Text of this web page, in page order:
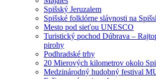
Spišský Jeruzalem
Spišské folklórne slávnosti na
Mesto pod sieťou UNESCO
Turistický pochod Dúbrava –
pirohy
Podhradské trhy
20 Mierových kilometrov okolo
Medzinárodný hudobný festival